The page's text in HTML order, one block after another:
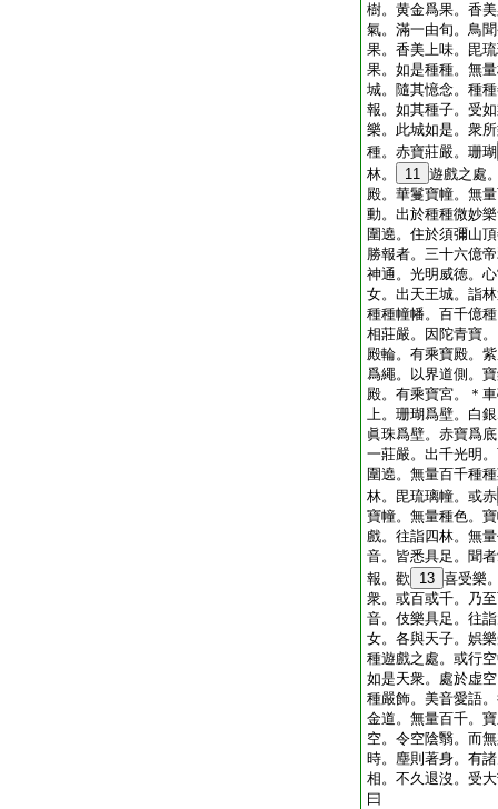
樹。黄金爲果。香
氣。滿一由旬。鳥
果。香美上味。毘
果。如是種種。無
城。隨其憶念。種
報。如其種子。受
樂。此城如是。衆
種。赤寶莊嚴。珊瑚
林。
11 遊戲之處
殿。華鬘寶幢。無
動。出於種種微妙
圍遶。住於須彌山
勝報者。三十六億
神通。光明威徳。
女。出天王城。詣
種種幢幡。百千億
相莊嚴。因陀青寶
殿輪。有乘寶殿。
爲繩。以界道側。
殿。有乘寶宮。＊
上。珊瑚爲壁。白
眞珠爲壁。赤寶爲
一莊嚴。出千光明
圍遶。無量百千種
林。毘琉璃幢。或赤
寶幢。無量種色。
戲。往詣四林。無
音。皆悉具足。聞
報。歡
13 喜受樂
衆。或百或千。乃
音。伎樂具足。往
女。各與天子。娯
種遊戲之處。或行
如是天衆。處於虚
種嚴飾。美音愛語
金道。無量百千。
空。令空陰翳。而
時。塵則著身。有
相。不久退沒。受
曰